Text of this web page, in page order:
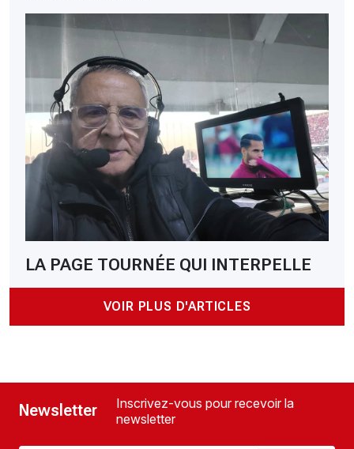
LA PAGE TOURNÉE QUI INTERPELLE
VOIR PLUS D'ARTICLES
Newsletter
Inscrivez-vous pour recevoir la
newsletter